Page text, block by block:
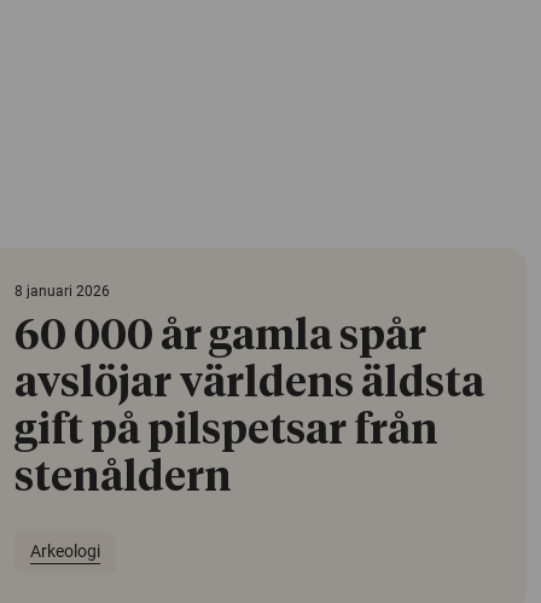
8 januari 2026
60 000 år gamla spår
avslöjar världens äldsta
gift på pilspetsar från
stenåldern
Arkeologi